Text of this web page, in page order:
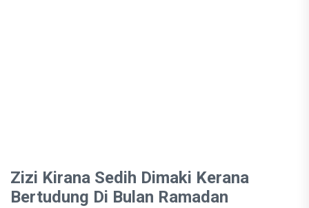
Zizi Kirana Sedih Dimaki Kerana
Bertudung Di Bulan Ramadan